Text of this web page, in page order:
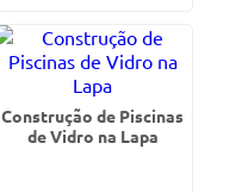
Construção de Piscinas
de Vidro na Lapa